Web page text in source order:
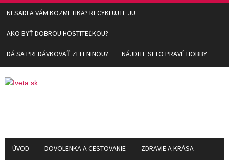
NESADLA VÁM KOZMETIKA? RECYKLUJTE JU
AKO BYŤ DOBROU HOSTITEĽKOU?
DÁ SA PREDÁVKOVAŤ ZELENINOU? NÁJDITE SI TO PRAVÉ HOBBY
ÚVOD DOVOLENKA A CESTOVANIE ZDRAVIE A KRÁSA